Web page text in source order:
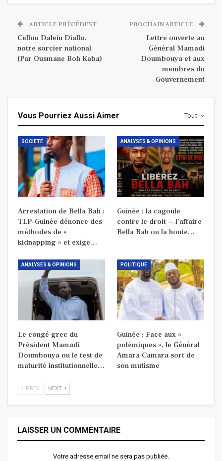
ARTICLE PRÉCÉDENT
Cellou Dalein Diallo,
notre sorcier national
(Par Ousmane Boh Kaba)
PROCHAIN ARTICLE
Lettre ouverte au
Général Mamadi
Doumbouya et aux
membres du
Gouvernement
Tout
Vous Pourriez Aussi Aimer
SOCIETE
Arrestation de Bella Bah :
TLP-Guinée dénonce des
méthodes de «
kidnapping » et exige…
ANALYSES & OPINIONS
Guinée : la cagoule
contre le droit — l’affaire
Bella Bah ou la honte…
ANALYSES & OPINIONS
Le congé grec du
Président Mamadi
Doumbouya ou le test de
maturité institutionnelle…
POLITIQUE
Guinée : Face aux «
polémiques », le Général
Amara Camara sort de
son mutisme
PREV NEXT
LAISSER UN COMMENTAIRE
Votre adresse email ne sera pas publiée.